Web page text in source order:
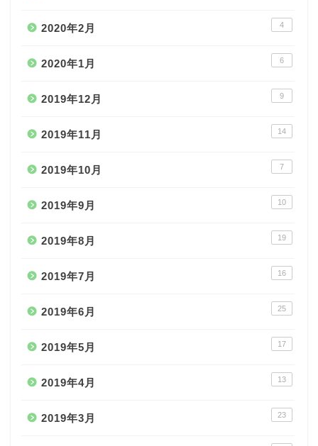
2020年2月 4
2020年1月 6
2019年12月 9
2019年11月 14
2019年10月 7
2019年9月 10
2019年8月 19
2019年7月 16
2019年6月 25
2019年5月 17
2019年4月 13
2019年3月 23